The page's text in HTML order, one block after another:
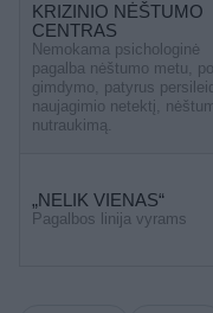
KRIZINIO NĖŠTUMO
CENTRAS
Nemokama psichologinė
pagalba nėštumo metu, po
gimdymo, patyrus
naujagimio netektį,
nutraukimą.
„NELIK VIENAS“
Pagalbos linija vyrams